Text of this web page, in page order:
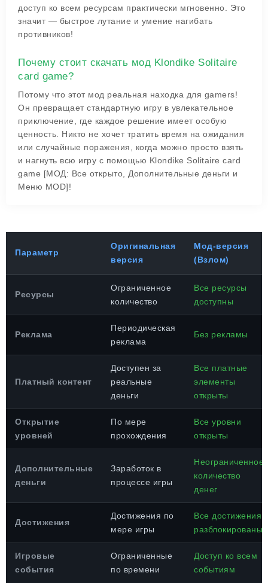
доступ ко всем ресурсам практически мгновенно. Это
значит — быстрое лутание и умение нагибать
противников!
Почему стоит скачать мод Klondike Solitaire
card game?
Потому что этот мод реальная находка для gamers!
Он превращает стандартную игру в увлекательное
приключение, где каждое решение имеет особую
ценность. Никто не хочет тратить время на ожидания
или случайные поражения, когда можно просто взять
и нагнуть всю игру с помощью Klondike Solitaire card
game [МОД: Все открыто, Дополнительные деньги и
Меню MOD]!
Параметр
Оригинальная
версия
Мод-версия
(Взлом)
Ресурсы
Ограниченное
количество
Все ресурсы
доступны
Реклама
Периодическая
реклама
Без рекламы
Платный контент
Доступен за
реальные
деньги
Все платные
элементы
открыты
Открытие
уровней
По мере
прохождения
Все уровни
открыты
Дополнительные
деньги
Заработок в
процессе игры
Неограниченное
количество
денег
Достижения
Достижения по
мере игры
Все достижения
разблокированы
Игровые
события
Ограниченные
по времени
Доступ ко всем
событиям